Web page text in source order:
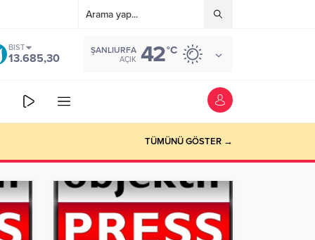
BIST
13.685,30
ŞANLIURFA
AÇIK 42°C
TÜMÜNÜ GÖSTER →